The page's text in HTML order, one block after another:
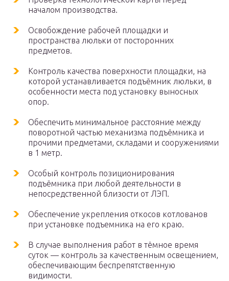
началом производства.
Освобождение рабочей площадки и
пространства люльки от посторонних
предметов.
Контроль качества поверхности площадки, на
которой устанавливается подъёмник люльки, в
особенности места под установку выносных
опор.
Обеспечить минимальное расстояние между
поворотной частью механизма подъёмника и
прочими предметами, складами и сооружениями
в 1 метр.
Особый контроль позиционирования
подъёмника при любой деятельности в
непосредственной близости от ЛЭП.
Обеспечение укрепления откосов котлованов
при установке подъемника на его краю.
В случае выполнения работ в тёмное время
суток — контроль за качественным освещением,
обеспечивающим беспрепятственную
видимости.